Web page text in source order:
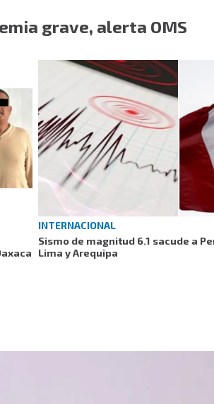
grave, alerta OMS
INTERNACIONAL
Sismo de magnitud 6.1 sacude a
Lima y Arequipa